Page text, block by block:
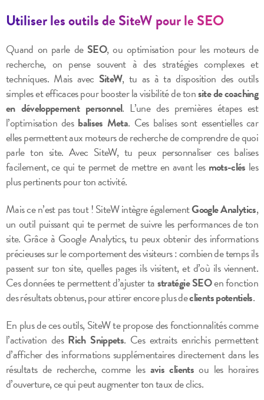
Utiliser les outils de SiteW pour le SEO
Quand on parle de SEO, ou optimisation pour les moteurs de
recherche, on pense souvent à des stratégies complexes et
techniques. Mais avec SiteW, tu as à ta disposition des outils
simples et efficaces pour booster la visibilité de tonsite de coaching
en développement personnel. L’une des premières étapes est
l’optimisation des balises Meta. Ces balises sont essentielles car
elles permettent aux moteurs de recherche de comprendre de quoi
parle ton site. Avec SiteW, tu peux personnaliser ces balises
facilement, ce qui te permet de mettre en avant les mots-clés les
plus pertinents pour ton activité.
Mais ce n’est pas tout ! SiteW intègre égalementGoogle Analytics,
un outil puissant qui te permet de suivre les performances de ton
site. Grâce à Google Analytics, tu peux obtenir des informations
précieuses sur le comportement des visiteurs : combien de temps ils
passent sur ton site, quelles pages ils visitent, et d’où ils viennent.
Ces données te permettent d’ajuster tastratégie SEOen fonction
des résultats obtenus, pour attirer encore plus declients potentiels.
En plus de ces outils, SiteW te propose des fonctionnalités comme
l’activation des Rich Snippets. Ces extraits enrichis permettent
d’afficher des informations supplémentaires directement dans les
résultats de recherche, comme les avis clients ou les horaires
d’ouverture, ce qui peut augmenter ton taux de clics.